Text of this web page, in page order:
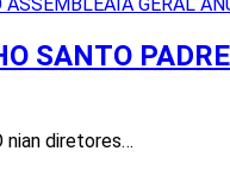
SANTO
nian diretores…